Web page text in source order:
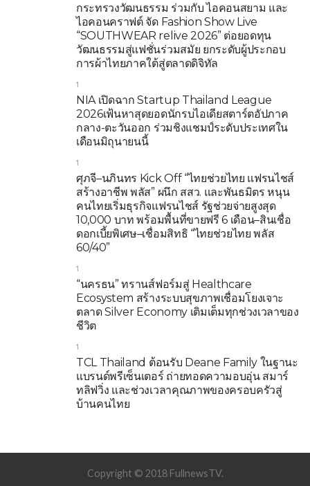
กระทรวงวัฒนธรรม ร่วมกับ ไอคอนสยาม และ
ไอคอนคราฟต์ จัด Fashion Show Live
“SOUTHWEAR relive 2026” ต่อยอดทุน
วัฒนธรรมสู่แฟชั่นร่วมสมัย ยกระดับผู้ประกอบ
การผ้าไทยภาคใต้สู่ตลาดดิจิทัล
1
NIA เปิดฉาก Startup Thailand League
2026เฟ้นหาสุดยอดนักรบไอเดียสตาร์ตอัปภาค
กลาง-ตะวันออก ร่วมชิงแชมป์ระดับประเทศใน
เดือนมิถุนายนนี้
1
ศุภจี–นภินทร Kick Off “ไทยช่วยไทย แฟรนไชส์
สร้างอาชีพ พลัส” ผนึก สสว. และพันธมิตร หนุน
คนไทยเริ่มธุรกิจแฟรนไชส์ รัฐช่วยจ่ายสูงสุด
10,000 บาท พร้อมพื้นที่ขายฟรี 6 เดือน–สินเชื่อ
ดอกเบี้ยพิเศษ–เชื่อมสิทธิ “ไทยช่วยไทย พลัส
60/40”
1
“นครธน” ทรานส์ฟอร์มสู่ Healthcare
Ecosystem สร้างระบบสุขภาพเชื่อมโยงเจาะ
ตลาด Silver Economy เติมเต็มทุกช่วงเวลาของ
ชีวิต
1
TCL Thailand ต้อนรับ Deane Family ในฐานะ
แบรนด์พรีเซ็นเตอร์ ถ่ายทอดความอบอุ่น สมาร์
ทลิฟวิ่ง และช่วงเวลาคุณภาพของครอบครัวสู่
บ้านคนไทย
Copyright © 2018 FullnewsTV.